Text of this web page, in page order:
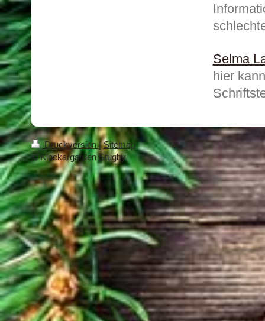
Selma
hier
Druckversion| Sitemap
© Klockargarden Stugby